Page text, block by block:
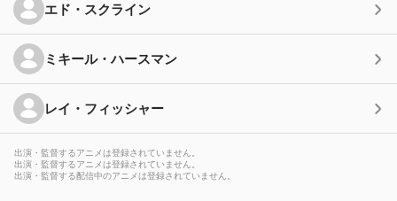
エド・スクライン
ミキール・ハースマン
レイ・フィッシャー
出演・監督するアニメは登録されていません。
出演・監督するアニメは登録されていません。
出演・監督する配信中のアニメは登録されていません。